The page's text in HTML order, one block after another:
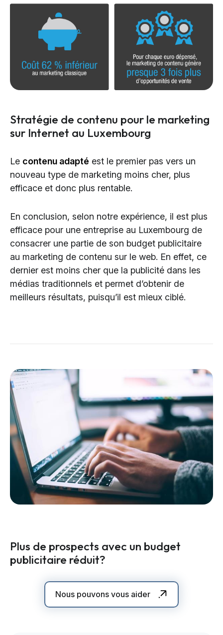
Stratégie de contenu pour le marketing
sur Internet au Luxembourg
Le contenu adapté est le premier pas vers un
nouveau type de marketing moins cher, plus
efficace et donc plus rentable.
En conclusion, selon notre expérience, il est plus
efficace pour une entreprise au Luxembourg de
consacrer une partie de son budget publicitaire
au marketing de contenu sur le web. En effet, ce
dernier est moins cher que la publicité dans les
médias traditionnels et permet d’obtenir de
meilleurs résultats, puisqu’il est mieux ciblé.
Plus de prospects avec un budget
publicitaire réduit?
Nous pouvons vous aider